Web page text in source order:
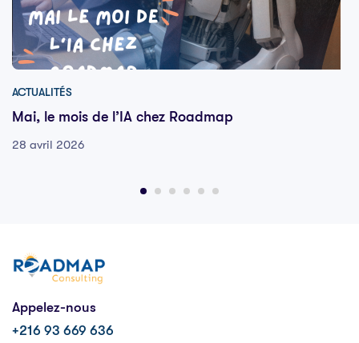
ACTUALITÉS
Mai, le mois de l’IA chez Roadmap
28 avril 2026
Appelez-nous
+216 93 669 636